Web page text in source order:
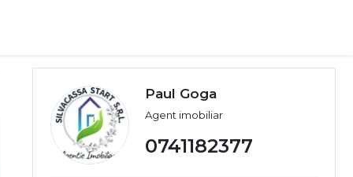
Paul Goga
Agent imobiliar
0741182377